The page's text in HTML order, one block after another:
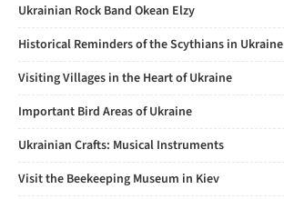
Ukrainian Rock Band Okean Elzy
Historical Reminders of the Scythians in Ukraine
Visiting Villages in the Heart of Ukraine
Important Bird Areas of Ukraine
Ukrainian Crafts: Musical Instruments
Visit the Beekeeping Museum in Kiev